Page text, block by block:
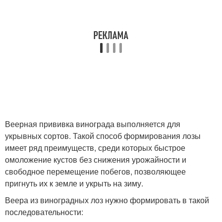
Веерная прививка винограда выполняется для
укрывных сортов. Такой способ формирования лозы
имеет ряд преимуществ, среди которых быстрое
омоложение кустов без снижения урожайности и
свободное перемещение побегов, позволяющее
пригнуть их к земле и укрыть на зиму.
Веера из виноградных лоз нужно формировать в такой
последовательности: